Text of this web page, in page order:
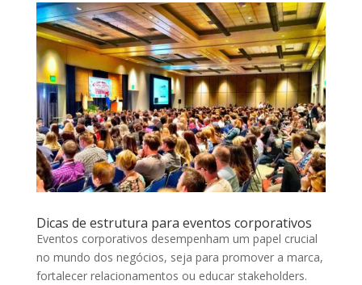
Dicas de estrutura para eventos corporativos
Eventos corporativos desempenham um papel crucial
no mundo dos negócios, seja para promover a marca,
fortalecer relacionamentos ou educar stakeholders.